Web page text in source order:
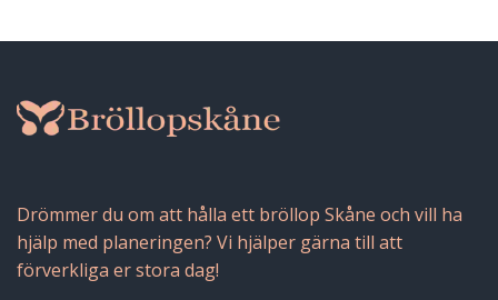
Drömmer du om att hålla ett bröllop Skåne och vill ha
hjälp med planeringen? Vi hjälper gärna till att
förverkliga er stora dag!